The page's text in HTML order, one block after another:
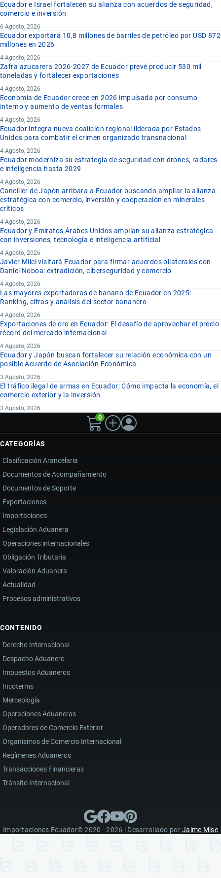
Ecuador e Israel fortalecen su alianza con acuerdos de seguridad,
comercio e inversión
6 Agosto, 2026
Ecuador exportará 10,8 millones de barriles de petróleo por USD 872
millones en 2026
4 Agosto, 2026
Zafra azucarera 2026-2027 de Ecuador prevé producir 530 mil
toneladas y fortalecer exportaciones
4 Agosto, 2026
Economía de Ecuador crece en 2026 impulsada por consumo
interno y aumento de ventas formales
4 Agosto, 2026
Ecuador integra nueva coalición regional liderada por Estados
Unidos para combatir el crimen organizado transnacional
4 Agosto, 2026
Ecuador moderniza su estrategia de seguridad con drones, radares
e inteligencia hasta 2029
4 Agosto, 2026
Canciller de Japón arribara a Ecuador buscando ampliar la alianza
estratégica con comercio, inversión y cooperación en minerales
críticos
4 Agosto, 2026
Ecuador y Emiratos Árabes Unidos amplían su alianza estratégica
con inversiones, tecnología e inteligencia artificial
4 Agosto, 2026
Javier Milei visitará Ecuador para firmar acuerdos bilaterales con
Daniel Noboa: extradición, ciberseguridad y comercio
4 Agosto, 2026
Las mayores exportadoras de banano de Ecuador en 2025:
Ranking, cifras y análisis del sector bananero
4 Agosto, 2026
Exportaciones de oro en Ecuador: El desafío de aprovechar el precio
récord del mercado internacional
4 Agosto, 2026
Ecuador y Japón buscan fortalecer su relación económica con un
posible Acuerdo de Asociación Económica
3 Agosto, 2026
El tráfico ilegal de armas en Ecuador: Cómo impacta la economía, el
comercio exterior y la inversión
3 Agosto, 2026
0
CATEGORÍAS
Clasificación Arancelaria
Documentos de Acompañamiento
Documentos de Soporte
Exportaciones
Importaciones
Legislación Aduanera
Operaciones internacionales
Obligación Tributaria
Valoración Aduanera
Actualidad
Procesos administrativos
CONTENIDO
Derecho Internacional
Despacho Aduanero
Impuestos Aduaneros
Incoterms
Merceología
Operaciones Aduaneras
Operadores de Comercio Exterior
Organismos de Comercio Internacional
Regímenes Aduaneros
Transacciones Financieras
Tránsito Internacional
Importaciones Ecuador© 2020 - 2026 | Desarrollado porJaime Mise